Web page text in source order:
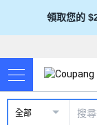
領取您的
全部